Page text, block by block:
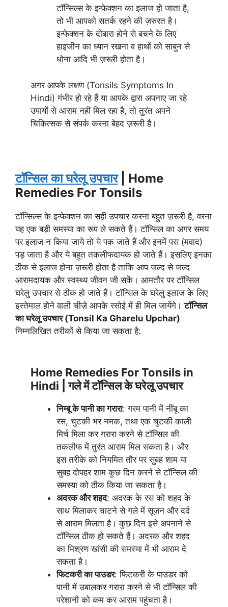
टॉन्सिल्स के इन्फेक्शन का इलाज हो जाता है,
तो भी आपको सतर्क रहने की ज़रुरत है।
इन्फेक्शन के दोबारा होने से बचने के लिए
हाइजीन का ध्यान रखना व हाथों को साबुन से
धोना आदि भी ज़रूरी होता है।
अगर आपके लक्षण (Tonsils Symptoms In
Hindi) गंभीर हो रहे हैं या आपके द्वारा अपनाए जा रहे
उपायों से आराम नहीं मिल रहा है, तो तुरंत अपने
चिकित्सक से संपर्क करना बेहद ज़रूरी है।
टॉन्सिल का घरेलू उपचार| Home
Remedies For Tonsils
टॉन्सिल्स के इन्फेक्शन का सही उपचार करना बहुत ज़रूरी है, वरना
यह एक बड़ी समस्या का रूप ले सकते हैं। टॉन्सिल का अगर समय
पर इलाज न किया जाये तो ये पक जाते हैं और इनमें पस (मवाद)
पड़ जाता है और ये बहुत तकलीफदायक हो जाते हैं। इसलिए इनका
ठीक से इलाज होना ज़रूरी होता है ताकि आप जल्द से जल्द
आरामदायक और स्वस्थ्य जीवन जी सकें। आमतौर पर टॉन्सिल
घरेलु उपचार से ठीक हो जाते हैं। टॉन्सिल के घरेलु इलाज के लिए
इस्तेमाल होने वाली चीज़े आपके रसोई में ही मिल जायेंगे।टॉन्सिल
का घरेलू उपचार (Tonsil Ka Gharelu Upchar)
निम्नलिखित तरीकों से किया जा सकता है:
Home Remedies For Tonsils in
Hindi | गले में टॉन्सिल के घरेलू उपचार
निम्बू के पानी का गरारा: गरम पानी में नींबू का
रस, चुटकी भर नमक, तथा एक चुटकी काली
मिर्च मिला कर गरारा करने से टॉन्सिल की
तकलीफ में तुरंत आराम मिल सकता है। और
इस तरीके को नियमित तौर पर सुबह शाम या
सुबह दोपहर शाम कुछ दिन करने से टॉन्सिल की
समस्या को ठीक किया जा सकता है।
अदरक और शहद: अदरक के रस को शहद के
साथ मिलाकर चाटने से गले में सूजन और दर्द
से आराम मिलता है। कुछ दिन इसे अपनाने से
टॉन्सिल ठीक हो सकते हैं। अदरक और शहद
का मिश्रण खांसी की समस्या में भी आराम दे
सकता है।
फिटकरी का पाउडर: फिटकरी के पाउडर को
पानी में उबालकर गरारा करने से भी टॉन्सिल की
परेशानी को कम कर आराम पहुंचता है।